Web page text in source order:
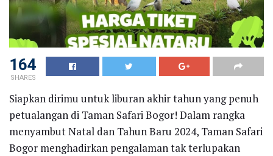
164
SHARES
Siapkan dirimu untuk liburan akhir tahun yang penuh
petualangan di Taman Safari Bogor! Dalam rangka
menyambut Natal dan Tahun Baru 2024, Taman Safari
Bogor menghadirkan pengalaman tak terlupakan